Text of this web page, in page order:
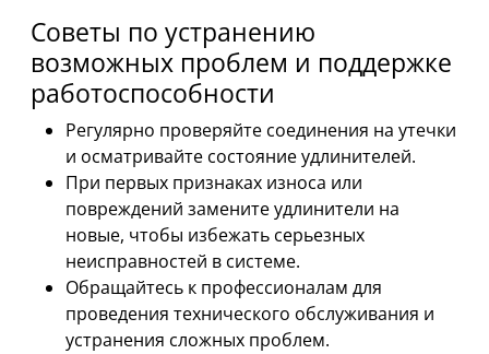
Советы по устранению
возможных проблем и поддержке
работоспособности
Регулярно проверяйте соединения на утечки
и осматривайте состояние удлинителей.
При первых признаках износа или
повреждений замените удлинители на
новые, чтобы избежать серьезных
неисправностей в системе.
Обращайтесь к профессионалам для
проведения технического обслуживания и
устранения сложных проблем.